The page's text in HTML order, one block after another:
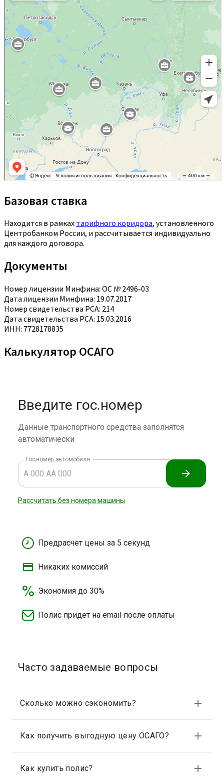
Базовая ставка
Находится в рамках тарифного коридора, установленного
Центробанком России, и рассчитывается индивидуально
для каждого договора.
Документы
Номер лицензии Минфина: ОС № 2496-03
Дата лицензии Минфина: 19.07.2017
Номер свидетельства РСА: 214
Дата свидетельства РСА: 15.03.2016
ИНН: 7728178835
Калькулятор ОСАГО